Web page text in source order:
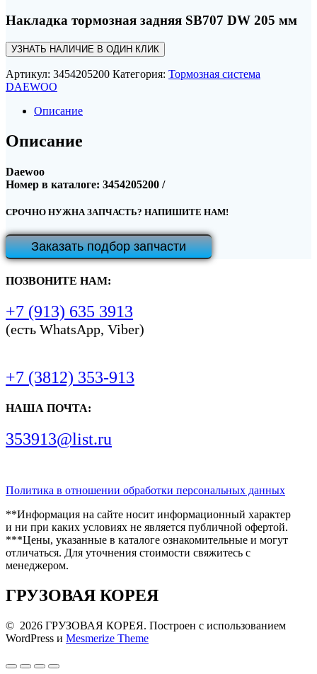
Накладка тормозная задняя SB707 DW 205 мм
УЗНАТЬ НАЛИЧИЕ В ОДИН КЛИК
Артикул: 3454205200 Категория: Тормозная система
DAEWOO
Описание
Описание
Daewoo
Номер в каталоге: 3454205200 /
СРОЧНО НУЖНА ЗАПЧАСТЬ? НАПИШИТЕ НАМ!
Заказать подбор запчасти
ПОЗВОНИТЕ НАМ:
+7 (913) 635 3913
(есть WhatsApp, Viber)
+7 (3812) 353-913
НАША ПОЧТА:
353913@list.ru
Политика в отношении обработки персональных данных
**Информация на сайте носит информационный характер
и ни при каких условиях не является публичной офертой.
***Цены, указанные в каталоге ознакомительные и могут
отличаться. Для уточнения стоимости свяжитесь с
менеджером.
ГРУЗОВАЯ КОРЕЯ
© 2026 ГРУЗОВАЯ КОРЕЯ. Построен с использованием
WordPress и Mesmerize Theme